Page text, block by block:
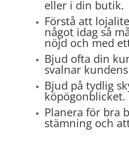
eller i din butik.
Förstå att
något idag så
nöjd och med
Bjud ofta din
svalnar
Bjud på tydlig
köpögonblicket.
Planera för bra
stämning och